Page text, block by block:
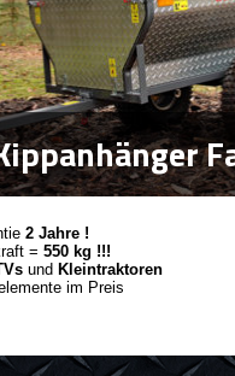
2 Jahre !
= 550 kg !!!
und Kleintraktoren
im Preis